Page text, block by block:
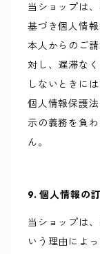
当ショップは
基づき個人情
本人からのご
対し、遅滞な
しないときに
個人情報保護
示の義務を負
ん。
9. 個人情報の
当ショップは
いう理由によ